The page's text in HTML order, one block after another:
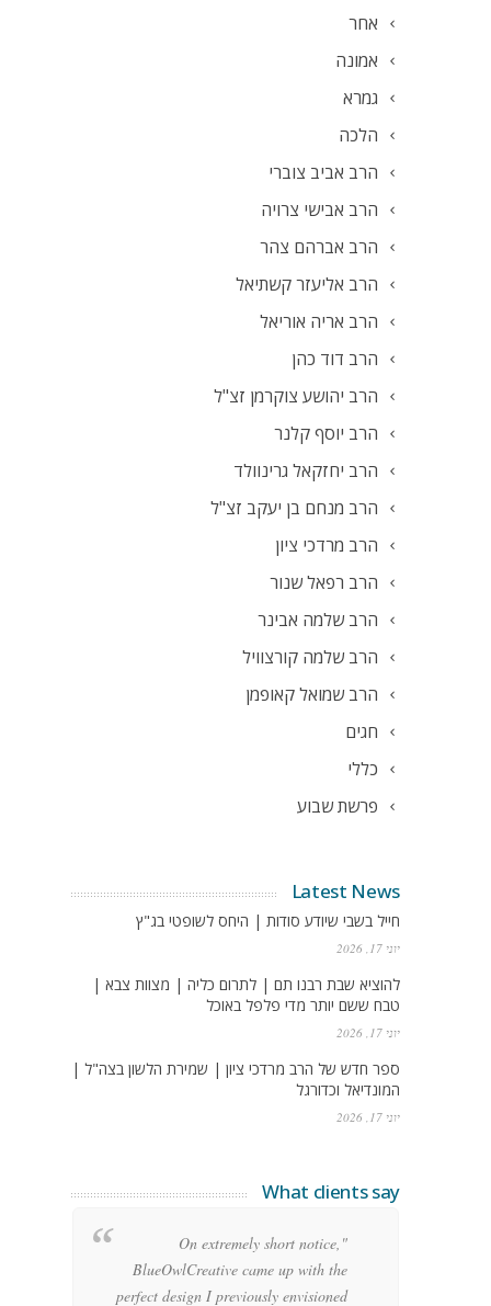
אחר
אמונה
גמרא
הלכה
הרב אביב צוברי
הרב אבישי צרויה
הרב אברהם צהר
הרב אליעזר קשתיאל
הרב אריה אוריאל
הרב דוד כהן
הרב יהושע צוקרמן זצ"ל
הרב יוסף קלנר
הרב יחזקאל גרינוולד
הרב מנחם בן יעקב זצ"ל
הרב מרדכי ציון
הרב רפאל שנור
הרב שלמה אבינר
הרב שלמה קורצוויל
הרב שמואל קאופמן
חגים
כללי
פרשת שבוע
Latest News
חייל בשבי שיודע סודות | היחס לשופטי בג"ץ
יוני 17, 2026
להוציא שבת רבנו תם | לתרום כליה | מצוות צבא |
טבח ששם יותר מדי פלפל באוכל
יוני 17, 2026
ספר חדש של הרב מרדכי ציון | שמירת הלשון בצה"ל |
המונדיאל וכדורגל
יוני 17, 2026
What clients say
"On extremely short notice,
BlueOwlCreative came up with the
perfect design I previously envisioned